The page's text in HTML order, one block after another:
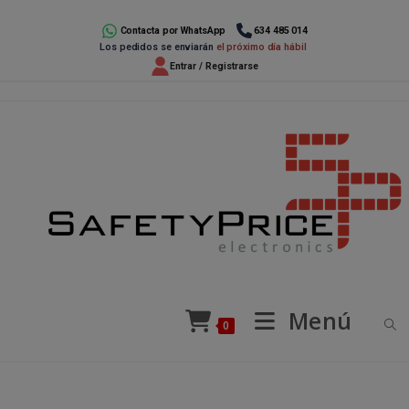
Contacta por WhatsApp
634 485 014
Los pedidos se enviarán el próximo día hábil
Entrar / Registrarse
0 Menú